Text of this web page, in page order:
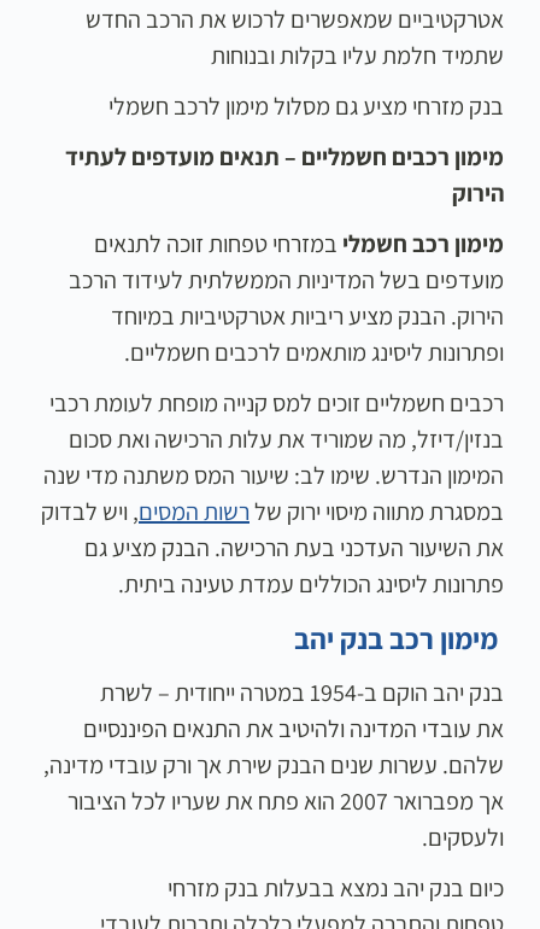
אטרקטיביים שמאפשרים לרכוש את הרכב החדש
שתמיד חלמת עליו בקלות ובנוחות
בנק מזרחי מציע גם מסלול מימון לרכב חשמלי
מימון רכבים חשמליים – תנאים מועדפים לעתיד
הירוק
מימון רכב חשמלי במזרחי טפחות זוכה לתנאים
מועדפים בשל המדיניות הממשלתית לעידוד הרכב
הירוק. הבנק מציע ריביות אטרקטיביות במיוחד
ופתרונות ליסינג מותאמים לרכבים חשמליים.
רכבים חשמליים זוכים למס קנייה מופחת לעומת רכבי
בנזין/דיזל, מה שמוריד את עלות הרכישה ואת סכום
המימון הנדרש. שימו לב: שיעור המס משתנה מדי שנה
במסגרת מתווה מיסוי ירוק שלרשות המסים, ויש לבדוק
את השיעור העדכני בעת הרכישה. הבנק מציע גם
פתרונות ליסינג הכוללים עמדת טעינה ביתית.
מימון רכב בנק יהב
בנק יהב הוקם ב-1954 במטרה ייחודית – לשרת
את עובדי המדינה ולהיטיב את התנאים הפיננסיים
שלהם. עשרות שנים הבנק שירת אך ורק עובדי מדינה,
אך מפברואר 2007 הוא פתח את שעריו לכל הציבור
ולעסקים.
כיום בנק יהב נמצא בבעלות בנק מזרחי